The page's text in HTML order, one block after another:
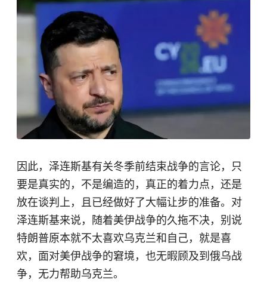
因此，泽连斯基有关冬季前结束战争的言论，只
要是真实的，不是编造的，真正的着力点，还是
放在谈判上，且已经做好了大幅让步的准备。对
泽连斯基来说，随着美伊战争的久拖不决，别说
特朗普原本就不太喜欢乌克兰和自己，就是喜
欢，面对美伊战争的窘境，也无暇顾及到俄乌战
争，无力帮助乌克兰。